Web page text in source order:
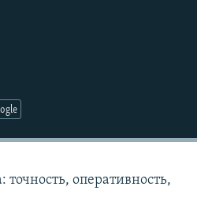
точность, оперативность,